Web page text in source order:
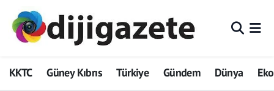
KKTC Güney Kıbrıs Türkiye Gündem Dünya
ADVERTORIAL
Dijigazete
Hava Durumu
Trafik Durumu